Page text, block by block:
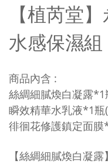
【植芮堂
水感保濕組
商品內含 :
絲綢細膩煥白凝露
瞬效精華水乳液*1
徘徊花修護鎮定面
【絲綢細膩煥白凝露】